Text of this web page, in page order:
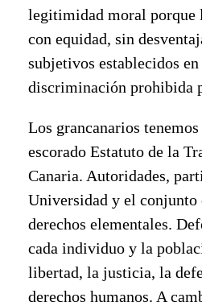
legitimidad moral porque
con equidad, sin
subjetivos establecidos
discriminación prohibida
Los grancanarios
escorado Estatuto de la
Canaria. Autoridades,
Universidad y el conjunto
derechos elementales.
cada individuo y la
libertad, la justicia, la
derechos humanos. A